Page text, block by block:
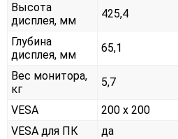
Высота
дисплея, мм
425,4
Глубина
дисплея, мм
65,1
Вес монитора,
кг
5,7
VESA
200 x 200
VESA для ПК
да